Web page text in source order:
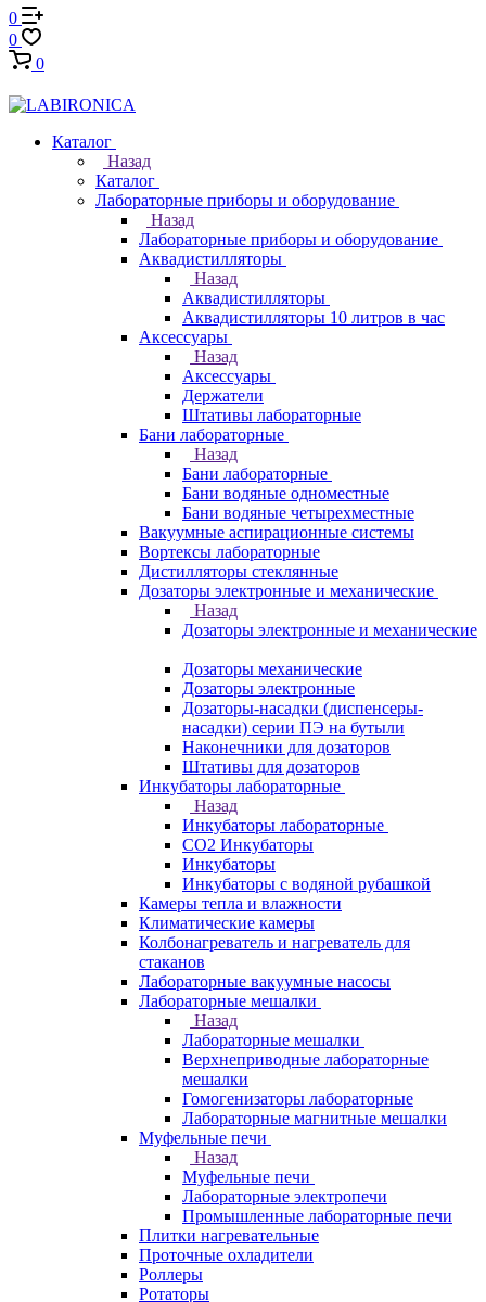
0
0
0
Каталог
Назад
Каталог
Лабораторные приборы и оборудование
Назад
Лабораторные приборы и оборудование
Аквадистилляторы
Назад
Аквадистилляторы
Аквадистилляторы 10 литров в час
Аксессуары
Назад
Аксессуары
Держатели
Штативы лабораторные
Бани лабораторные
Назад
Бани лабораторные
Бани водяные одноместные
Бани водяные четырехместные
Вакуумные аспирационные системы
Вортексы лабораторные
Дистилляторы стеклянные
Дозаторы электронные и механические
Назад
Дозаторы электронные и механические
Дозаторы механические
Дозаторы электронные
Дозаторы-насадки (диспенсеры-
насадки) серии ПЭ на бутыли
Наконечники для дозаторов
Штативы для дозаторов
Инкубаторы лабораторные
Назад
Инкубаторы лабораторные
CO2 Инкубаторы
Инкубаторы
Инкубаторы с водяной рубашкой
Камеры тепла и влажности
Климатические камеры
Колбонагреватель и нагреватель для
стаканов
Лабораторные вакуумные насосы
Лабораторные мешалки
Назад
Лабораторные мешалки
Верхнеприводные лабораторные
мешалки
Гомогенизаторы лабораторные
Лабораторные магнитные мешалки
Муфельные печи
Назад
Муфельные печи
Лабораторные электропечи
Промышленные лабораторные печи
Плитки нагревательные
Проточные охладители
Роллеры
Ротаторы